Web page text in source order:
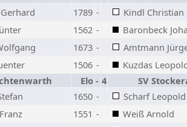
1789 -
Kindl Christian
1562 -
Baronbeck
1673 -
Amtmann
1506 -
Kuzdas
Elo - 4
SV
1650 -
Scharf Leopold
1551 -
Weiß Arnold